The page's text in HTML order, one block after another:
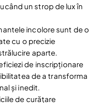
un strop de lux în
incolore sunt de o
cu o precizie
aparte.
de inscripționare
de a transforma
și inedit.
de curățare